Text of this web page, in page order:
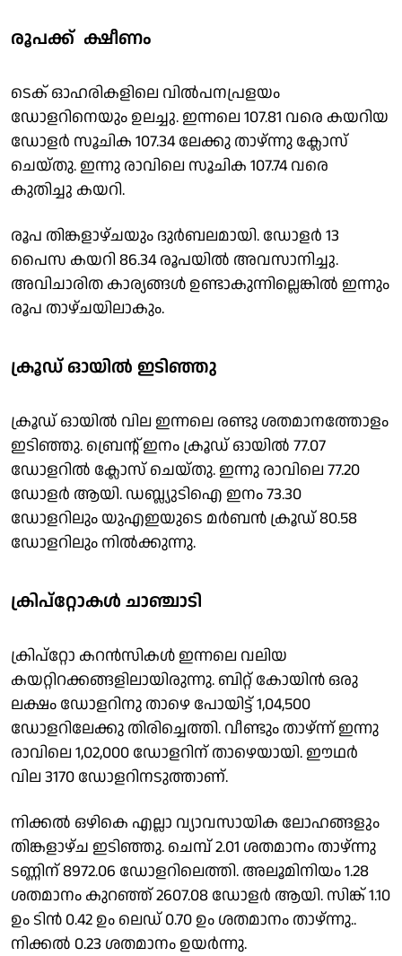
രൂപക്ക് ക്ഷീണം
ടെക് ഓഹരികളിലെ വിൽപനപ്രളയം
ഡോളറിനെയും ഉലച്ചു. ഇന്നലെ 107.81 വരെ കയറിയ
ഡോളർ സൂചിക 107.34 ലേക്കു താഴ്ന്നു ക്ലോസ്
ചെയ്തു. ഇന്നു രാവിലെ സൂചിക 107.74 വരെ
കുതിച്ചു കയറി.
രൂപ തിങ്കളാഴ്ചയും ദുർബലമായി. ഡോളർ 13
പൈസ കയറി 86.34 രൂപയിൽ അവസാനിച്ചു.
അവിചാരിത കാര്യങ്ങൾ ഉണ്ടാകുന്നില്ലെങ്കിൽ ഇന്നും
രൂപ താഴ്ചയിലാകും.
ക്രൂഡ് ഓയിൽ ഇടിഞ്ഞു
ക്രൂഡ് ഓയിൽ വില ഇന്നലെ രണ്ടു ശതമാനത്തോളം
ഇടിഞ്ഞു. ബ്രെൻ്റ് ഇനം ക്രൂഡ് ഓയിൽ 77.07
ഡോളറിൽ ക്ലാേസ് ചെയ്തു. ഇന്നു രാവിലെ 77.20
ഡോളർ ആയി. ഡബ്ല്യുടിഐ ഇനം 73.30
ഡോളറിലും യുഎഇയുടെ മർബൻ ക്രൂഡ് 80.58
ഡോളറിലും നിൽക്കുന്നു.
ക്രിപ്റ്റോകൾ ചാഞ്ചാടി
ക്രിപ്റ്റോ കറൻസികൾ ഇന്നലെ വലിയ
കയറ്റിറക്കങ്ങളിലായിരുന്നു. ബിറ്റ് കോയിൻ ഒരു
ലക്ഷം ഡോളറിനു താഴെ പോയിട്ട് 1,04,500
ഡോളറിലേക്കു തിരിച്ചെത്തി. വീണ്ടും താഴ്ന്ന് ഇന്നു
രാവിലെ 1,02,000 ഡോളറിന് താഴെയായി. ഈഥർ
വില 3170 ഡോളറിനടുത്താണ്.
നിക്കൽ ഒഴികെ എല്ലാ വ്യാവസായിക ലോഹങ്ങളും
തിങ്കളാഴ്ച ഇടിഞ്ഞു. ചെമ്പ് 2.01 ശതമാനം താഴ്ന്നു
ടണ്ണിന് 8972.06 ഡോളറിലെത്തി. അലൂമിനിയം 1.28
ശതമാനം കുറഞ്ഞ് 2607.08 ഡോളർ ആയി. സിങ്ക് 1.10
ഉം ടിൻ 0.42 ഉം ലെഡ് 0.70 ഉം ശതമാനം താഴ്ന്നു..
നിക്കൽ 0.23 ശതമാനം ഉയർന്നു.